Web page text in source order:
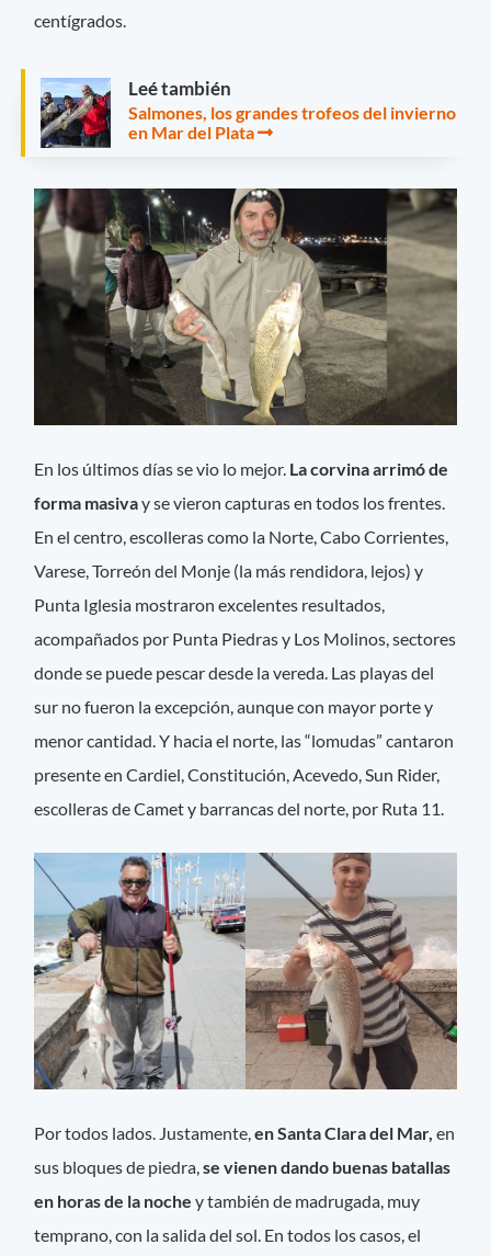
centígrados.
Leé también
Salmones, los grandes trofeos del invierno
en Mar del Plata
En los últimos días se vio lo mejor. La corvina arrimó de
forma masivay se vieron capturas en todos los frentes.
En el centro, escolleras como la Norte, Cabo Corrientes,
Varese, Torreón del Monje (la más rendidora, lejos) y
Punta Iglesia mostraron excelentes resultados,
acompañados por Punta Piedras y Los Molinos, sectores
donde se puede pescar desde la vereda. Las playas del
sur no fueron la excepción, aunque con mayor porte y
menor cantidad. Y hacia el norte, las “lomudas” cantaron
presente en Cardiel, Constitución, Acevedo, Sun Rider,
escolleras de Camet y barrancas del norte, por Ruta 11.
Por todos lados. Justamente,en Santa Clara del Mar,en
sus bloques de piedra,se vienen dando buenas batallas
en horas de la nochey también de madrugada, muy
temprano, con la salida del sol. En todos los casos, el